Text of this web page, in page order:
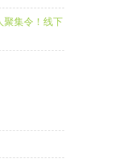
聚集令！线下